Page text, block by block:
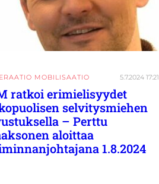
MOBILISAATIO 5.7.2024 17:21
ratkoi erimielisyydet
selvitysmiehen
– Perttu
aloittaa
1.8.2024